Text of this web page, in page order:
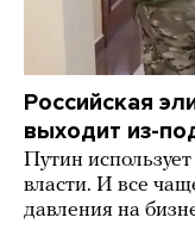
Российская
выходит из-
Путин
власти. И все
давления на